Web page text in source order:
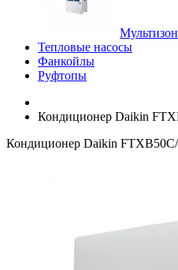
Тепловые насосы
Фанкойлы
Руфтопы
Кондиционер Daikin
Кондиционер Daikin